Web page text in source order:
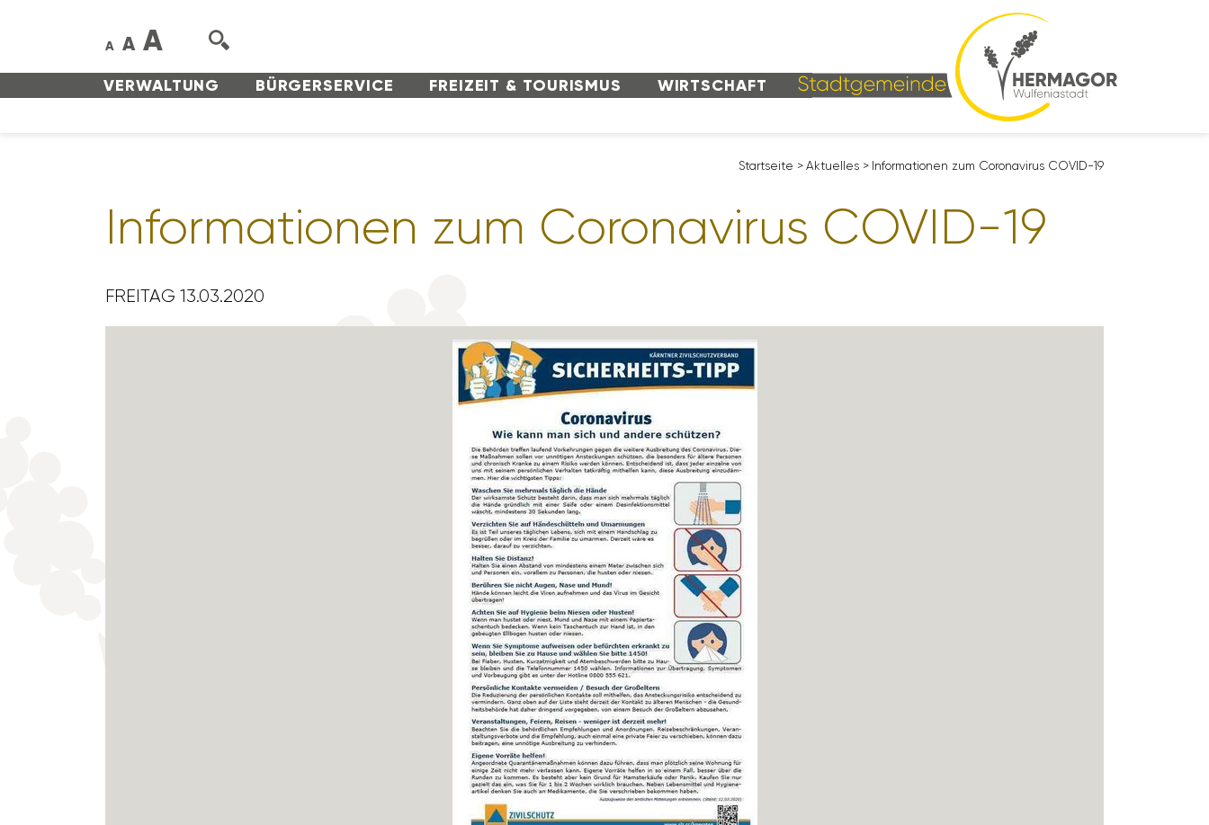
VERWAL­TUNG BÜRGER­SERVICE FREI­ZEIT & TOURISMUS WIRT­SCHAFT
A A A
Start­seite > Aktu­elles > Infor­ma­tionen zum Coro­na­virus COVID-19
Infor­ma­tionen zum Coro­na­virus COVID-19
FREITAG 13.03.2020